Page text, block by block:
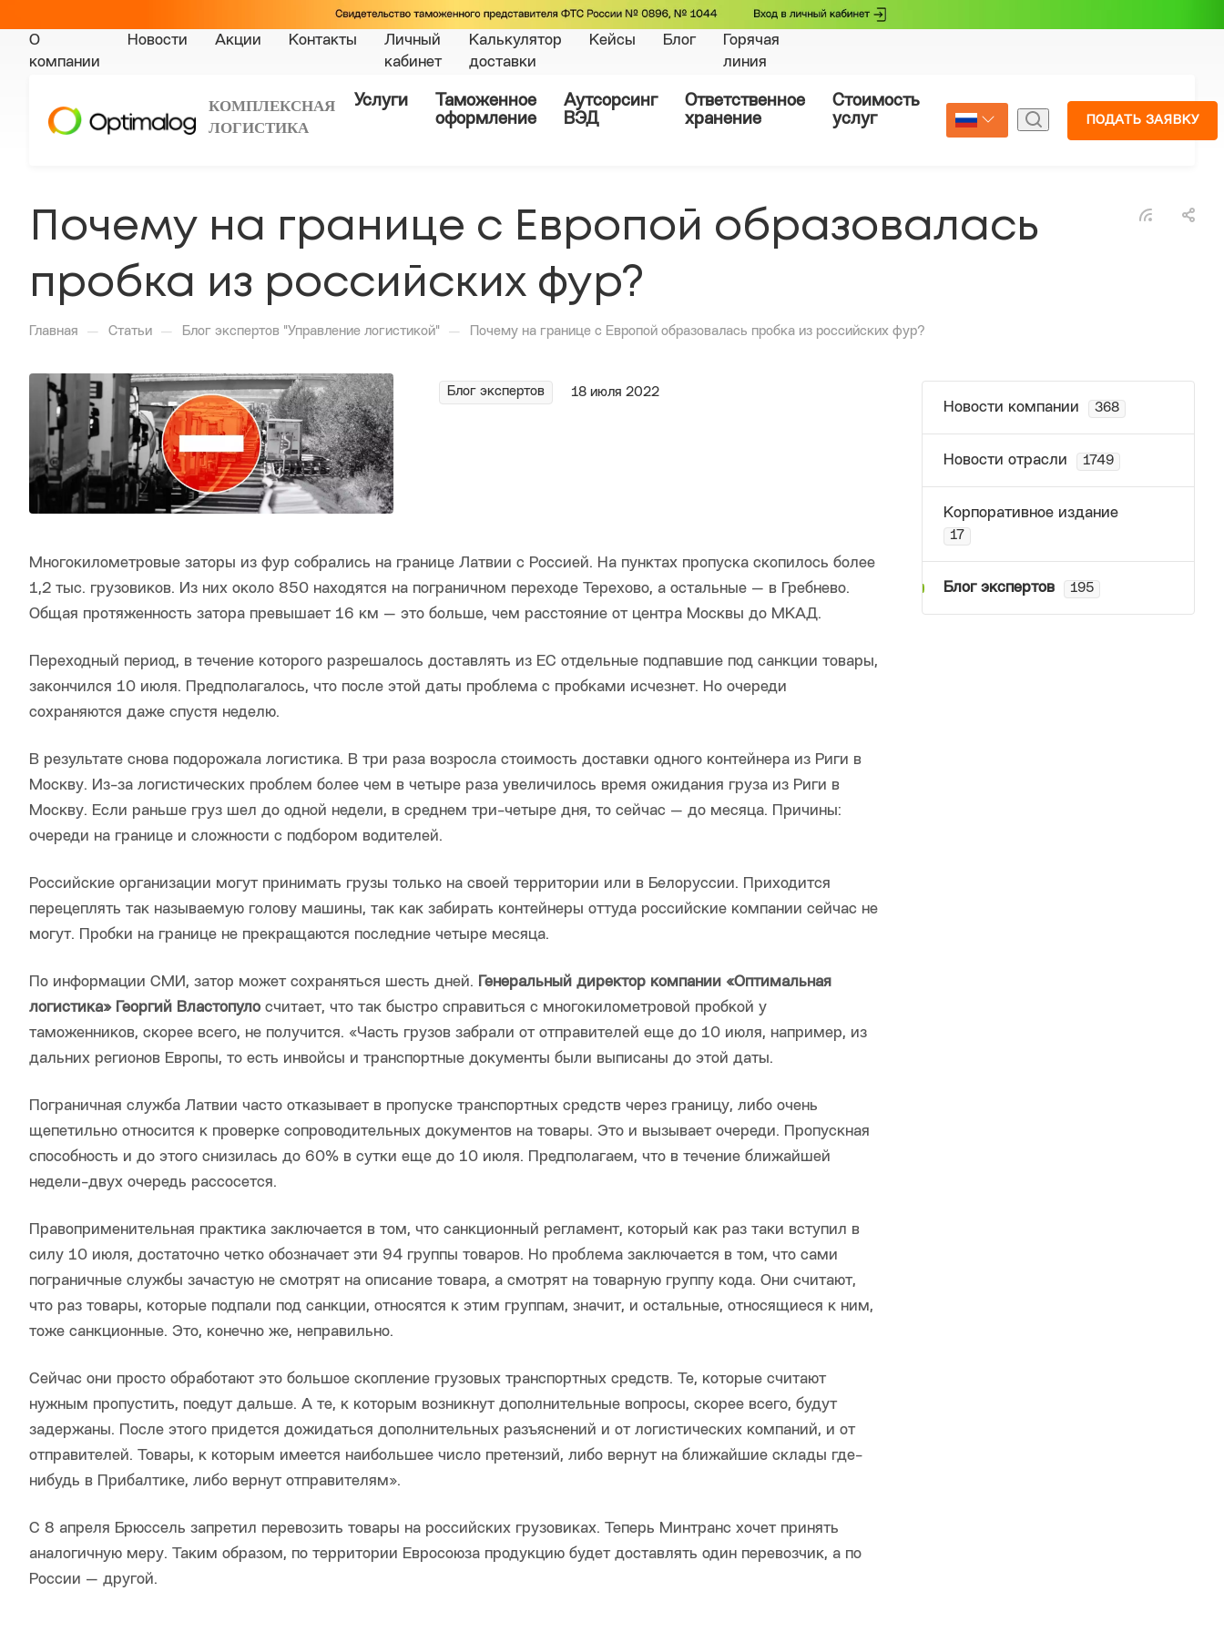
О
компании
Новости Акции Контакты
Личный
кабинет
Калькулятор
доставки
Кейсы Блог
Горячая
линия
КОМПЛЕКСНАЯ
ЛОГИСТИКА
Услуги
Таможенное
оформление
Аутсорсинг
ВЭД
Ответственное
хранение
Стоимость
услуг
Страхование
Select Language
ПОДАТЬ ЗАЯВКУ
Почему на границе с Европой образовалась
пробка из российских фур?
Главная — Статьи — Блог экспертов "Управление логистикой" — Почему на границе с Европой образовалась пробка из российских фур?
Блог экспертов 18 июля 2022
Многокилометровые заторы из фур собрались на границе Латвии с Россией. На пунктах пропуска скопилось более
1,2 тыс. грузовиков. Из них около 850 находятся на пограничном переходе Терехово, а остальные — в Гребнево.
Общая протяженность затора превышает 16 км — это больше, чем расстояние от центра Москвы до МКАД.
Переходный период, в течение которого разрешалось доставлять из ЕС отдельные подпавшие под санкции товары,
закончился 10 июля. Предполагалось, что после этой даты проблема с пробками исчезнет. Но очереди
сохраняются даже спустя неделю.
В результате снова подорожала логистика. В три раза возросла стоимость доставки одного контейнера из Риги в
Москву. Из-за логистических проблем более чем в четыре раза увеличилось время ожидания груза из Риги в
Москву. Если раньше груз шел до одной недели, в среднем три-четыре дня, то сейчас — до месяца. Причины:
очереди на границе и сложности с подбором водителей.
Российские организации могут принимать грузы только на своей территории или в Белоруссии. Приходится
перецеплять так называемую голову машины, так как забирать контейнеры оттуда российские компании сейчас не
могут. Пробки на границе не прекращаются последние четыре месяца.
По информации СМИ, затор может сохраняться шесть дней. Генеральный директор компании «Оптимальная
логистика» Георгий Властопуло считает, что так быстро справиться с многокилометровой пробкой у
таможенников, скорее всего, не получится. «Часть грузов забрали от отправителей еще до 10 июля, например, из
дальних регионов Европы, то есть инвойсы и транспортные документы были выписаны до этой даты.
Пограничная служба Латвии часто отказывает в пропуске транспортных средств через границу, либо очень
щепетильно относится к проверке сопроводительных документов на товары. Это и вызывает очереди. Пропускная
способность и до этого снизилась до 60% в сутки еще до 10 июля. Предполагаем, что в течение ближайшей
недели-двух очередь рассосется.
Правоприменительная практика заключается в том, что санкционный регламент, который как раз таки вступил в
силу 10 июля, достаточно четко обозначает эти 94 группы товаров. Но проблема заключается в том, что сами
пограничные службы зачастую не смотрят на описание товара, а смотрят на товарную группу кода. Они считают,
что раз товары, которые подпали под санкции, относятся к этим группам, значит, и остальные, относящиеся к ним,
тоже санкционные. Это, конечно же, неправильно.
Сейчас они просто обработают это большое скопление грузовых транспортных средств. Те, которые считают
нужным пропустить, поедут дальше. А те, к которым возникнут дополнительные вопросы, скорее всего, будут
задержаны. После этого придется дожидаться дополнительных разъяснений и от логистических компаний, и от
отправителей. Товары, к которым имеется наибольшее число претензий, либо вернут на ближайшие склады где-
нибудь в Прибалтике, либо вернут отправителям».
С 8 апреля Брюссель запретил перевозить товары на российских грузовиках. Теперь Минтранс хочет принять
аналогичную меру. Таким образом, по территории Евросоюза продукцию будет доставлять один перевозчик, а по
России — другой.
Новости компании 368
Новости отрасли 1749
Корпоративное издание
17
Блог экспертов 195